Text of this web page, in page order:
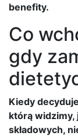
benefity.
Co
gdy
Kiedy
którą widzimy,
składowych,